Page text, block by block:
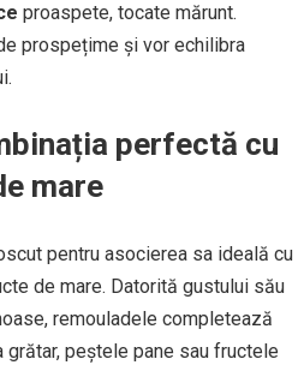
proaspete, tocate mărunt.
prospețime și vor echilibra
perfectă cu
mare
pentru asocierea sa ideală cu
de mare. Datorită gustului său
remouladele completează
peștele pane sau fructele